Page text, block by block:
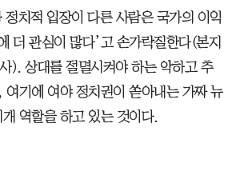
정치적 입장이 다른 사람은 국가의 이익
더 관심이 많다’고 손가락질한다(본지
). 상대를 절멸시켜야 하는 악하고 추
기에 여야 정치권이 쏟아내는 가짜 뉴
역할을 하고 있는 것이다.